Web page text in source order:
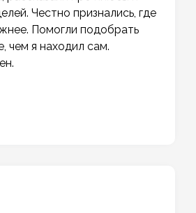
Честно признались, где
Помогли подобрать
чем я находил сам.